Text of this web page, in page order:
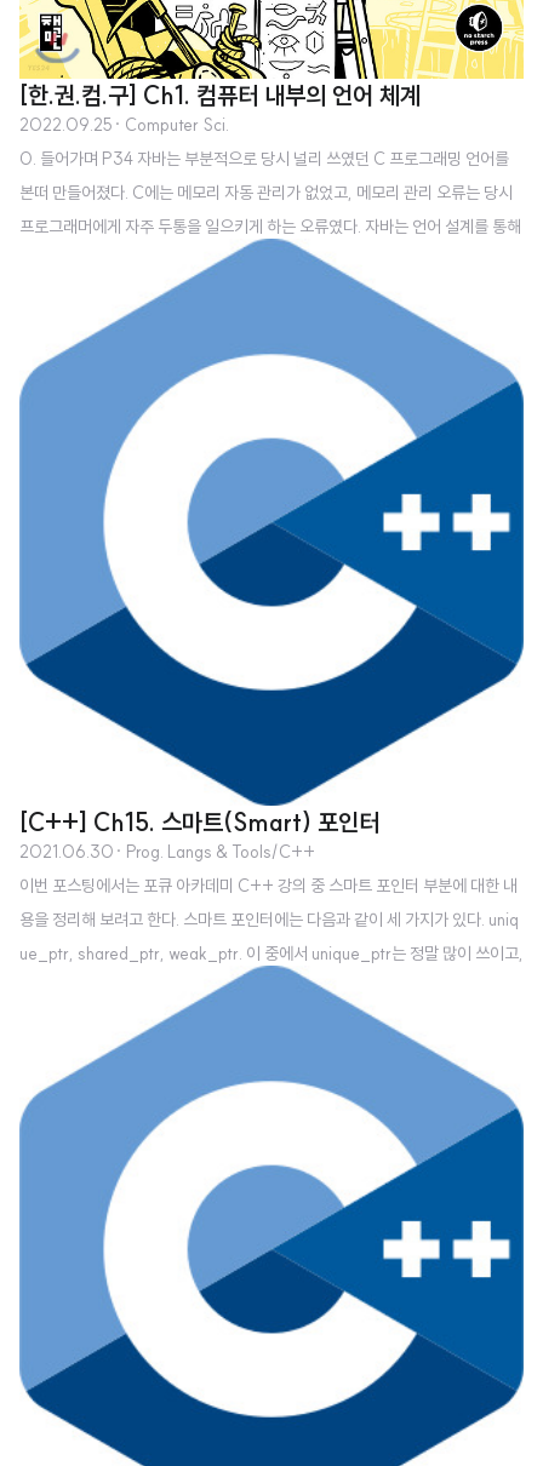
[한.권.컴.구] Ch1. 컴퓨터 내부의 언어 체계
2022.09.25 · Computer Sci.
0. 들어가며 P34 자바는 부분적으로 당시 널리 쓰였던 C 프로그래밍 언어를
본떠 만들어졌다. C에는 메모리 자동 관리가 없었고, 메모리 관리 오류는 당시
프로그래머에게 자주 두통을 일으키게 하는 오류였다. 자바는 언어 설계를 통해
이러한 종류의 오류(메모리 관리 관련 오류)를 없앴다. 이것이 자바가 초보자에
게 좋은 언어가 된 이유 중 하나다. 하지만 좋은 프로그래머와 좋은 프로그램을
탄생시키려면 좋은 프로그래밍 언어 이상의 것이 필요하다. 그리고 자바로 인
해, 디버깅하기 더 어려운 새로운 버그 종류가 생겨났음이 드러났다. 이런 버그
중에는 감춰진 메모리 관리 시스템으로 인해 생긴 형편없는 성능이 포함된다. P
36 요즘 프로그래밍은 미디를 사용하는 것처럼 되고 있다. 더 이상 프로그램을
작성하기 위해 ..
[C++] Ch15. 스마트(Smart) 포인터
2021.06.30 · Prog. Langs & Tools/C++
이번 포스팅에서는 포큐 아카데미 C++ 강의 중 스마트 포인터 부분에 대한 내
용을 정리해 보려고 한다. 스마트 포인터에는 다음과 같이 세 가지가 있다. uniq
ue_ptr, shared_ptr, weak_ptr. 이 중에서 unique_ptr는 정말 많이 쓰이고,
shared_ptr는 적당히 쓰이며, weak_ptr는 잘 쓰이지 않는다. 포인터는 다음
과 같이 사용할 수 있다. #include "Vector.h" int main() { Vector* myVec
tor = new Vector(10.f, 30.f); // ... delete myVector; return 0; } 문제는
더 이상 포인터가 필요하지 않을 때 메모리를 해제해야 한다. 스마트 포인터를
쓰면, delete를 직접 호출할 필요가 없다. ..